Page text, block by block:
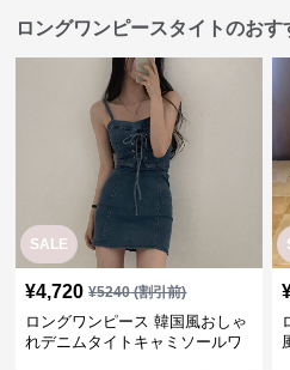
ロングワンピースタイトのおす
SALE
¥4,720 ¥5240(割引前)
ロングワンピース 韓国風おしゃ
れデニムタイトキャミソールワ